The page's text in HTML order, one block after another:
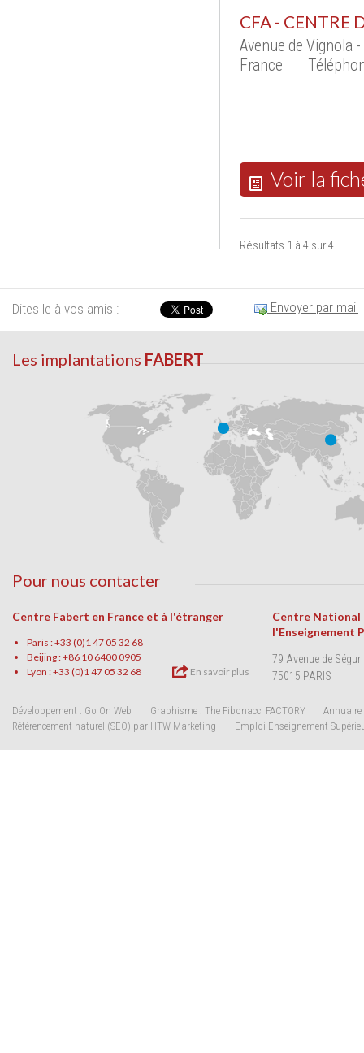
CFA - CENTRE
Avenue de Vignola
France
Voir la
Résultats 1 à 4 sur 4
Dites le à vos amis : Envoyer par mail
Les implantations FABERT
Pour nous contacter
Centre Fabert en France et à l'étranger
Paris : +33 (0)1 47 05 32 68
Beijing : +86 10 6400 0905
Lyon : +33 (0)1 47 05 32 68
En savoir plus
Centre National
l'Enseignement
79 Avenue de Ségur
75015 PARIS
Développement : Go On Web Graphisme : The Fibonacci FACTORY
Annuaire
Référencement naturel (SEO) par HTW-Marketing
Emploi Enseignement